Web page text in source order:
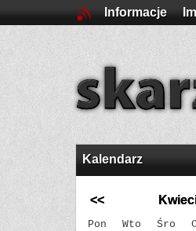
Informacje
Kalendarz
<<
Pon Wto Śro